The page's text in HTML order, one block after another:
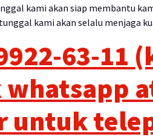
kami akan siap membantu
kami akan selalu menjaga
63-11
untuk